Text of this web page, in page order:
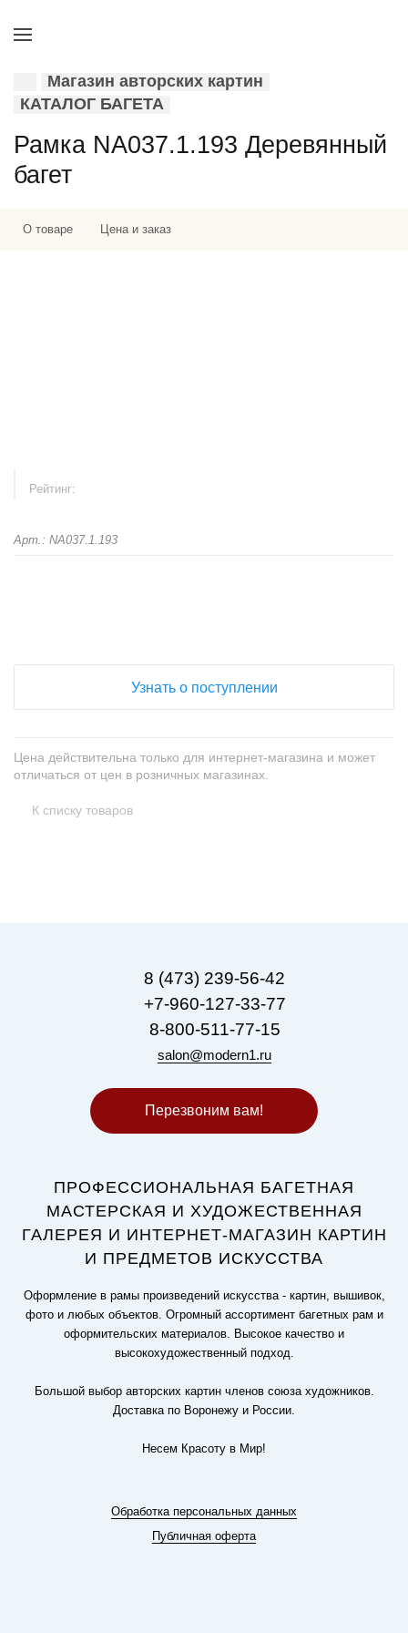
Магазин авторских картин
КАТАЛОГ БАГЕТА
Рамка NA037.1.193 Деревянный
багет
О товаре Цена и заказ
Рейтинг:
Арт.: NA037.1.193
Узнать о поступлении
Цена действительна только для интернет-магазина и может
отличаться от цен в розничных магазинах.
К списку товаров
8 (473) 239-56-42
+7-960-127-33-77
8-800-511-77-15
salon@modern1.ru
Перезвоним вам!
ПРОФЕССИОНАЛЬНАЯ БАГЕТНАЯ
МАСТЕРСКАЯ И ХУДОЖЕСТВЕННАЯ
ГАЛЕРЕЯ И ИНТЕРНЕТ-МАГАЗИН КАРТИН
И ПРЕДМЕТОВ ИСКУССТВА
Оформление в рамы произведений искусства - картин, вышивок,
фото и любых объектов. Огромный ассортимент багетных рам и
оформительских материалов. Высокое качество и
высокохудожественный подход.
Большой выбор авторских картин членов союза художников.
Доставка по Воронежу и России.
Несем Красоту в Мир!
Обработка персональных данных
Публичная оферта